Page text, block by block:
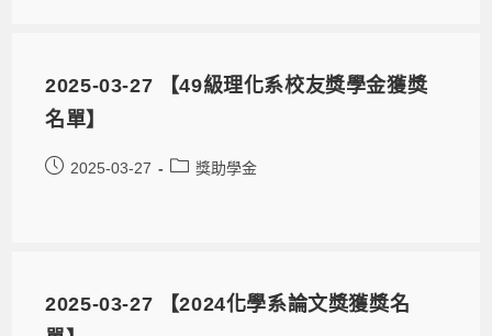
2025-03-27 【49級理化系校友獎學金獲獎
名單】
2025-03-27 獎助學金
2025-03-27 【2024化學系論文獎獲獎名